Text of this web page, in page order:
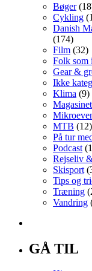
Bøger
Cykling
Danish
(174)
Film (32)
Folk som
Gear &
Ikke
Klima (9)
Magasinet
MTB (12)
På tur
Podcast
Rejseliv
Skisport
Tips og
Træning
Vandring
GÅ TIL